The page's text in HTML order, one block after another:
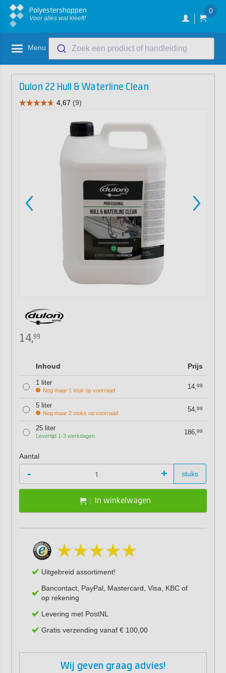
Polyestershoppen
Voor alles wat kleeft!
0
Menu Zoek een product of handleiding
Dulon 22 Hull & Waterline Clean
14,99
Inhoud Prijs
1 liter
Nog maar 1 stuk op voorraad 14,99
5 liter
Nog maar 2 stuks op voorraad 54,99
25 liter
Levertijd 1-3 werkdagen 186,99
Aantal
- + stuks
In winkelwagen
Uitgebreid assortiment!
Bancontact, PayPal, Mastercard, Visa, KBC of
op rekening
Levering met PostNL
Gratis verzending vanaf € 100,00
Wij geven graag advies!